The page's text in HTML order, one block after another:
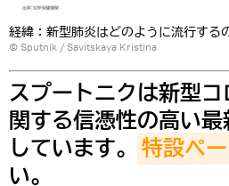
経緯：新型肺炎はどのように流行する
© Sputnik / Savitskaya Kristina
スプートニクは新型
関する信憑性の高い
しています。 特設ペ
い。